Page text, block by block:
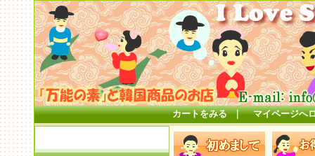
カートをみる｜ マイページへ